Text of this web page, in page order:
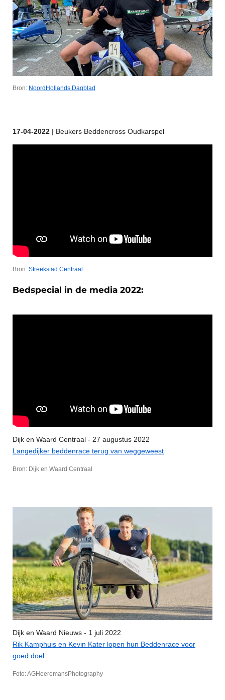
Bron: NoordHollands Dagblad
17-04-2022 | Beukers Beddencross Oudkarspel
Bron: Streekstad Centraal
Bedspecial in de media 2022:
Dijk en Waard Centraal - 27 augustus 2022
Langedijker beddenrace terug van weggeweest
Bron: Dijk en Waard Centraal
Dijk en Waard Nieuws - 1 juli 2022
Rik Kamphuis en Kevin Kater lopen hun Beddenrace voor
goed doel
Foto: AGHeeremansPhotography